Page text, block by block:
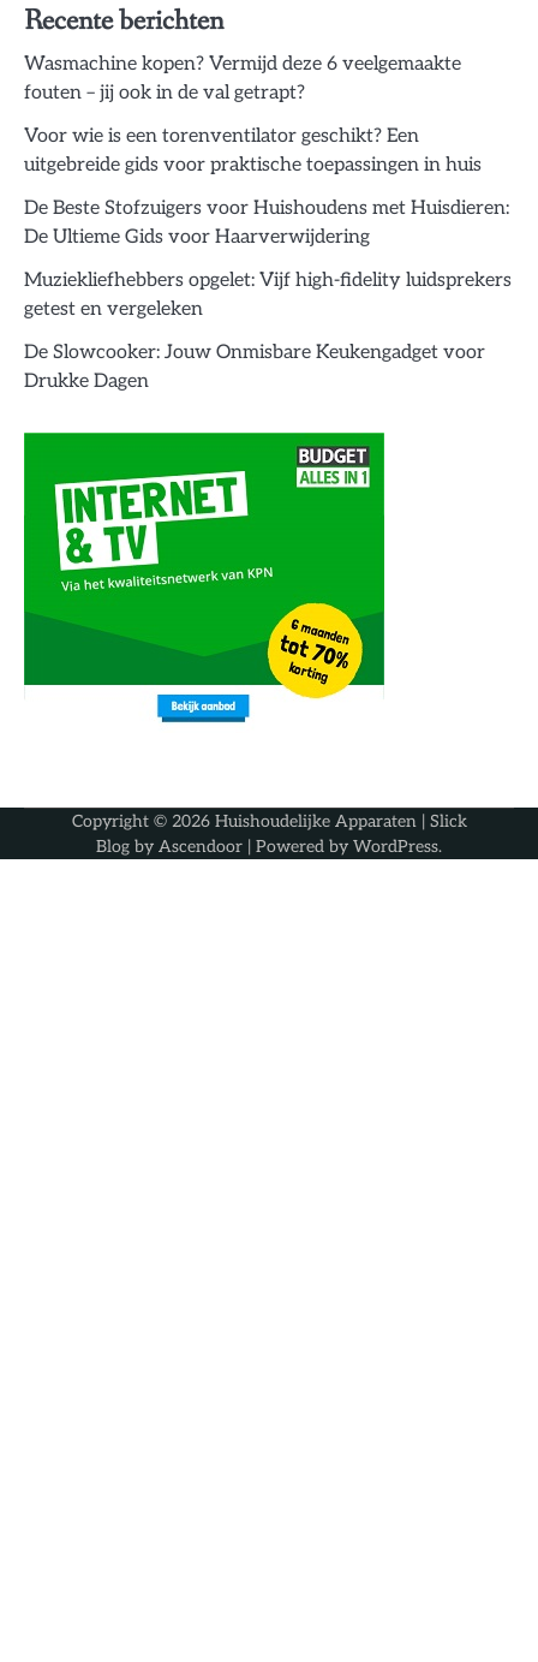
Recente berichten
Wasmachine kopen? Vermijd deze 6 veelgemaakte
fouten – jij ook in de val getrapt?
Voor wie is een torenventilator geschikt? Een
uitgebreide gids voor praktische toepassingen in huis
De Beste Stofzuigers voor Huishoudens met Huisdieren:
De Ultieme Gids voor Haarverwijdering
Muziekliefhebbers opgelet: Vijf high-fidelity luidsprekers
getest en vergeleken
De Slowcooker: Jouw Onmisbare Keukengadget voor
Drukke Dagen
Copyright © 2026 Huishoudelijke Apparaten| Slick
Blog by Ascendoor | Powered by WordPress.